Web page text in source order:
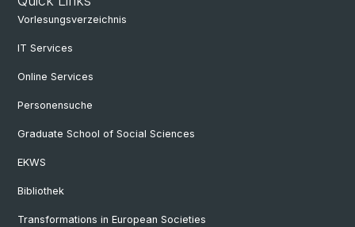
Vorlesungsverzeichnis
IT Services
Online Services
Personensuche
Graduate School of Social Sciences
EKWS
Bibliothek
Transformations in European Societies